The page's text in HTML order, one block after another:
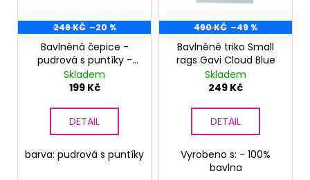
ů
r 249 KČ –20 %
Bavlněná čepice -
pudrová s puntíky -
limitovaná
Skladem
199 Kč
DETAIL
barva: pudrová s puntíky
490 KČ –49 %
Bavlněné triko Small
rags Gavi Cloud Blue
Skladem
249 Kč
DETAIL
Vyrobeno s: - 100%
bavlna
a
j
HLEDAT